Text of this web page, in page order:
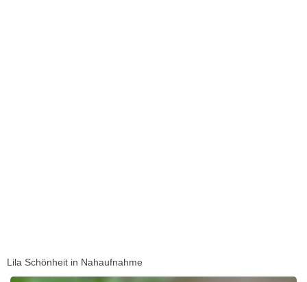
Lila Schönheit in Nahaufnahme